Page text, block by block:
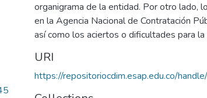
organigrama de la entidad. Por otro lado,
en la Agencia Nacional de Contratación
así como los aciertos o dificultades para
URI
https://repositoriocdim.esap.edu.co/